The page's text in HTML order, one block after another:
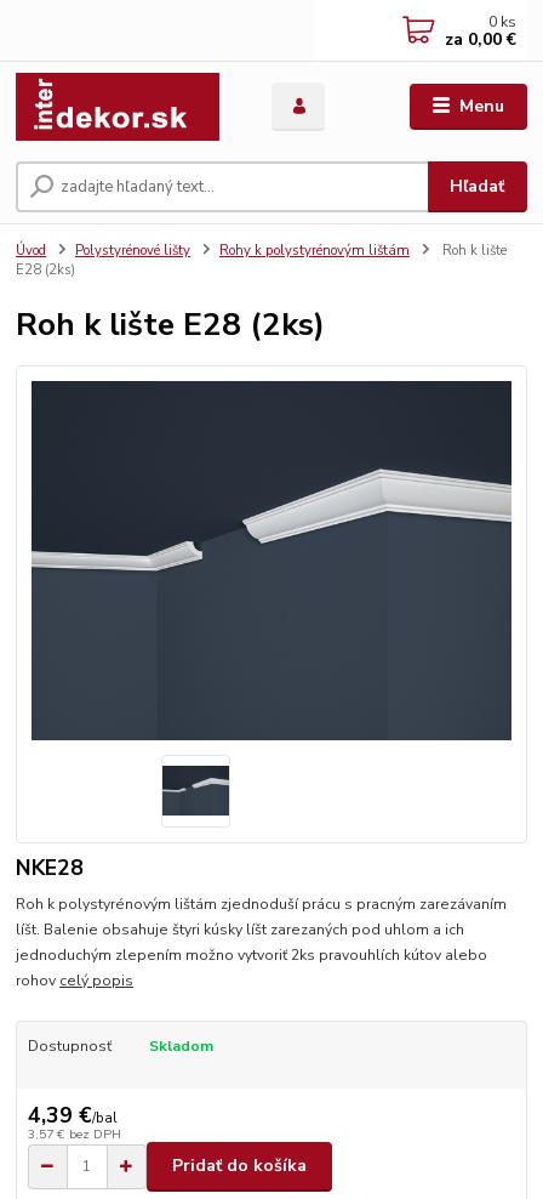
Menu
Hľadať
0 ks
za 0,00 €
Úvod Polystyrénové lišty Rohy k polystyrénovým lištám
Roh k lište
E28 (2ks)
Roh k lište E28 (2ks)
NKE28
Roh k polystyrénovým lištám zjednoduší prácu s pracným zarezávaním
líšt. Balenie obsahuje štyri kúsky líšt zarezaných pod uhlom a ich
jednoduchým zlepením možno vytvoriť 2ks pravouhlích kútov alebo
rohov celý popis
Dostupnosť Skladom
4,39 €/bal
3,57 € bez DPH
Pridať do košíka